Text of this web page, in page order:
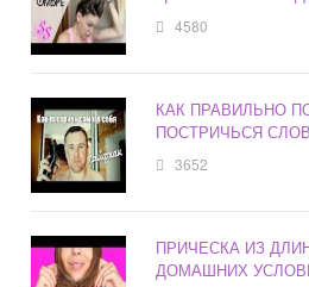
4580
КАК ПРАВИЛЬНО
ПОСТРИЧЬСЯ
3652
ПРИЧЕСКА ИЗ
ДОМАШНИХ